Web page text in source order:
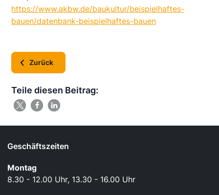
https://www.akbw.de/baukultur/beispielhaftes-
bauen/datenbank-beispielhaftes-bauen
Zurück
Teile diesen Beitrag:
Geschäftszeiten
Montag
8.30 - 12.00 Uhr, 13.30 - 16.00 Uhr